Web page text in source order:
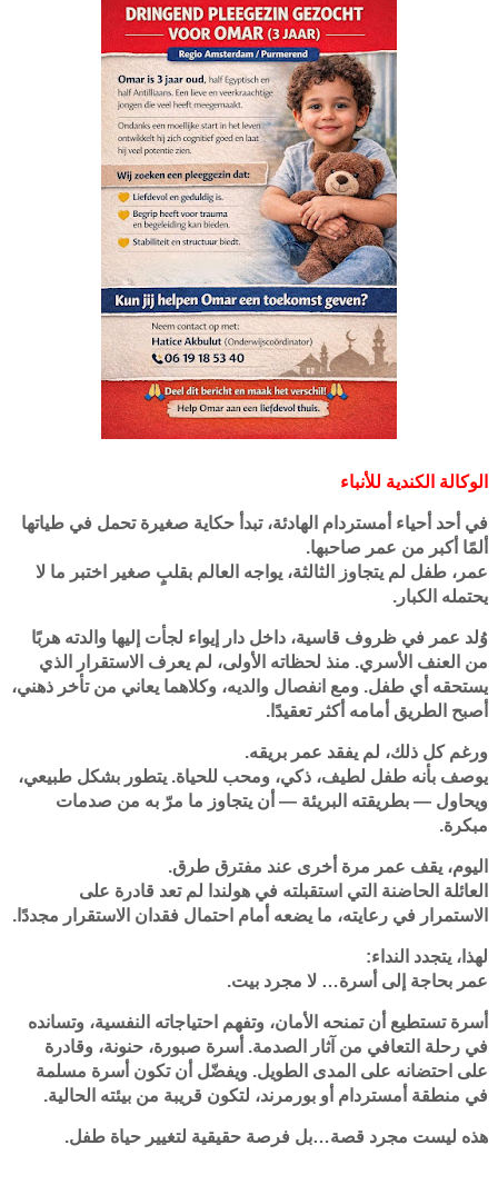
الوكالة الكندية للأنباء
في أحد أحياء أمستردام الهادئة، تبدأ حكاية صغيرة تحمل في طياتها
ألمًا أكبر من عمر صاحبها.
عمر، طفل لم يتجاوز الثالثة، يواجه العالم بقلبٍ صغير اختبر ما لا
يحتمله الكبار.
وُلد عمر في ظروف قاسية، داخل دار إيواء لجأت إليها والدته هربًا
من العنف الأسري. منذ لحظاته الأولى، لم يعرف الاستقرار الذي
يستحقه أي طفل. ومع انفصال والديه، وكلاهما يعاني من تأخر ذهني،
أصبح الطريق أمامه أكثر تعقيدًا.
ورغم كل ذلك، لم يفقد عمر بريقه.
يوصف بأنه طفل لطيف، ذكي، ومحب للحياة. يتطور بشكل طبيعي،
ويحاول — بطريقته البريئة — أن يتجاوز ما مرّ به من صدمات
مبكرة.
اليوم، يقف عمر مرة أخرى عند مفترق طرق.
العائلة الحاضنة التي استقبلته في هولندا لم تعد قادرة على
الاستمرار في رعايته، ما يضعه أمام احتمال فقدان الاستقرار مجددًا.
لهذا، يتجدد النداء:
عمر بحاجة إلى أسرة… لا مجرد بيت.
أسرة تستطيع أن تمنحه الأمان، وتفهم احتياجاته النفسية، وتسانده
في رحلة التعافي من آثار الصدمة. أسرة صبورة، حنونة، وقادرة
على احتضانه على المدى الطويل. ويفضّل أن تكون أسرة مسلمة
في منطقة أمستردام أو بورمرند، لتكون قريبة من بيئته الحالية.
هذه ليست مجرد قصة…بل فرصة حقيقية لتغيير حياة طفل.